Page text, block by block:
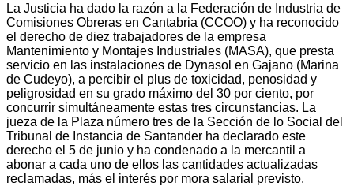
La Justicia ha dado la razón a la Federación de Industria de
Comisiones Obreras en Cantabria (CCOO) y ha reconocido
el derecho de diez trabajadores de la empresa
Mantenimiento y Montajes Industriales (MASA), que presta
servicio en las instalaciones de Dynasol en Gajano (Marina
de Cudeyo), a percibir el plus de toxicidad, penosidad y
peligrosidad en su grado máximo del 30 por ciento, por
concurrir simultáneamente estas tres circunstancias. La
jueza de la Plaza número tres de la Sección de lo Social del
Tribunal de Instancia de Santander ha declarado este
derecho el 5 de junio y ha condenado a la mercantil a
abonar a cada uno de ellos las cantidades actualizadas
reclamadas, más el interés por mora salarial previsto.